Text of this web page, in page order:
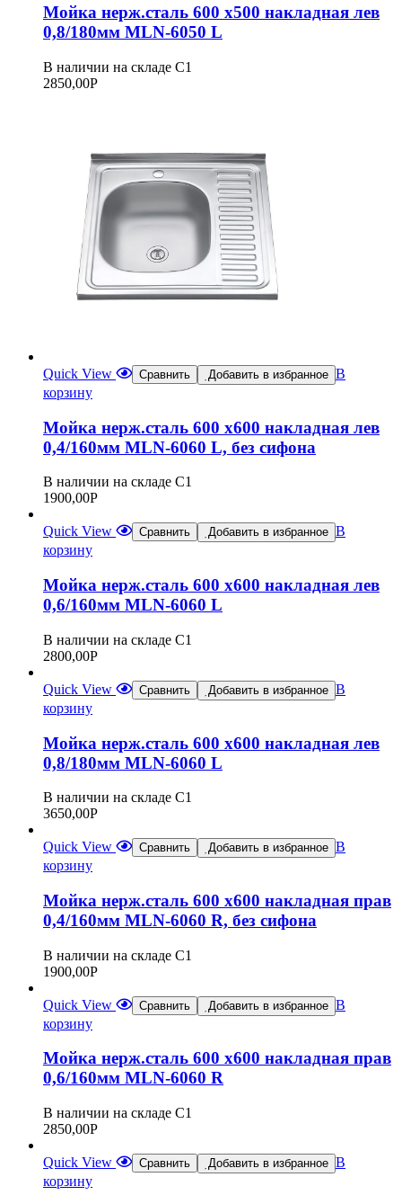
Мойка нерж.сталь 600 х500 накладная лев
0,8/180мм MLN-6050 L
В наличии на складе С1
2850,00Р
Quick View Сравнить Добавить в избранное В
корзину
Мойка нерж.сталь 600 х600 накладная лев
0,4/160мм MLN-6060 L, без сифона
В наличии на складе С1
1900,00Р
Quick View Сравнить Добавить в избранное В
корзину
Мойка нерж.сталь 600 х600 накладная лев
0,6/160мм MLN-6060 L
В наличии на складе С1
2800,00Р
Quick View Сравнить Добавить в избранное В
корзину
Мойка нерж.сталь 600 х600 накладная лев
0,8/180мм MLN-6060 L
В наличии на складе С1
3650,00Р
Quick View Сравнить Добавить в избранное В
корзину
Мойка нерж.сталь 600 х600 накладная прав
0,4/160мм MLN-6060 R, без сифона
В наличии на складе С1
1900,00Р
Quick View Сравнить Добавить в избранное В
корзину
Мойка нерж.сталь 600 х600 накладная прав
0,6/160мм MLN-6060 R
В наличии на складе С1
2850,00Р
Quick View Сравнить Добавить в избранное В
корзину